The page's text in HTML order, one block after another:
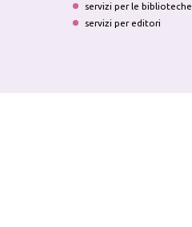
servizi per le biblioteche
servizi per editori